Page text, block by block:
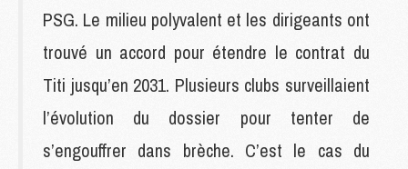
PSG. Le milieu polyvalent et les dirigeants ont
trouvé un accord pour étendre le contrat du
Titi jusqu’en 2031. Plusieurs clubs surveillaient
l’évolution du dossier pour tenter de
s’engouffrer dans brèche. C’est le cas du